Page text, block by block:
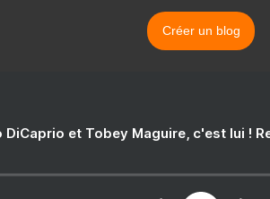
Créer un blog
DiCaprio et Tobey Maguire, c'est lui !